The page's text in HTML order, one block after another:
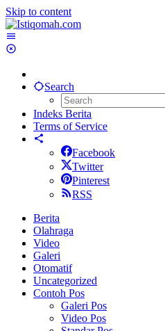
Skip to content
Search
Indeks Berita
Terms of Service
Facebook
Twitter
Pinterest
RSS
Berita
Olahraga
Video
Galeri
Otomatif
Uncategorized
Contoh Pos
Galeri Pos
Video Pos